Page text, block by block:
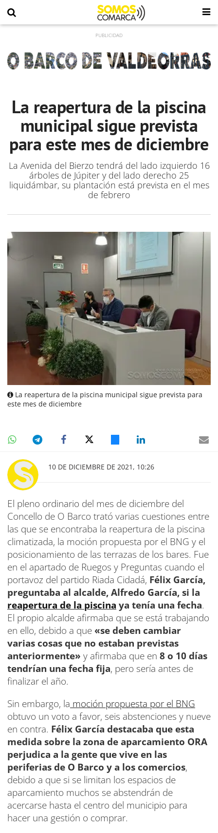
La reapertura de la piscina
municipal sigue prevista
para este mes de diciembre
La Avenida del Bierzo tendrá del lado izquierdo 16
árboles de Júpiter y del lado derecho 25
liquidámbar, su plantación está prevista en el mes
de febrero
La reapertura de la piscina municipal sigue prevista para
este mes de diciembre
10 DE DICIEMBRE DE 2021, 10:26
El pleno ordinario del mes de diciembre del
Concello de O Barco trató varias cuestiones entre
las que se encontraba la reapertura de la piscina
climatizada, la moción propuesta por el BNG y el
posicionamiento de las terrazas de los bares. Fue
en el apartado de Ruegos y Preguntas cuando el
portavoz del partido Riada Cidadá, Félix García,
preguntaba al alcalde, Alfredo García, si la
reapertura de la piscina ya tenía una fecha.
El propio alcalde afirmaba que se está trabajando
en ello, debido a que«se deben cambiar
varias cosas que no estaban previstas
anteriormente» y afirmaba que en 8 o 10 días
tendrían una fecha fija, pero sería antes de
finalizar el año.
Sin embargo, la moción propuesta por el BNG
obtuvo un voto a favor, seis abstenciones y nueve
en contra. Félix García destacaba que esta
medida sobre la zona de aparcamiento ORA
perjudica a la gente que vive en las
periferias de O Barco y a los comercios,
debido a que si se limitan los espacios de
aparcamiento muchos se abstendrán de
acercarse hasta el centro del municipio para
hacer una gestión o comprar.